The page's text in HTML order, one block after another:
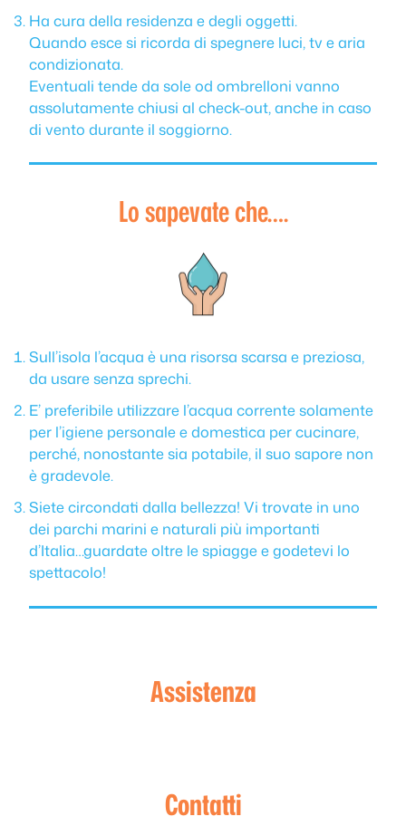
Ha cura della residenza e degli oggetti.
Quando esce si ricorda di spegnere luci, tv e aria
condizionata.
Eventuali tende da sole od ombrelloni vanno
assolutamente chiusi al check-out, anche in caso
di vento durante il soggiorno.
Lo sapevate che….
Sull’isola l’acqua è una risorsa scarsa e preziosa,
da usare senza sprechi.
E’ preferibile utilizzare l’acqua corrente solamente
per l’igiene personale e domestica per cucinare,
perché, nonostante sia potabile, il suo sapore non
è gradevole.
Siete circondati dalla bellezza! Vi trovate in uno
dei parchi marini e naturali più importanti
d’Italia…guardate oltre le spiagge e godetevi lo
spettacolo!
Assistenza
Contatti